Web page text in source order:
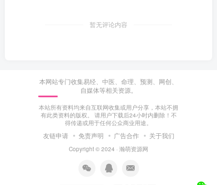
暂无评论内容
本网站专门收集易经、中医、命理、预测、网创、
自媒体等相关资源。
本站所有资料均来自互联网收集或用户分享，本站不拥
有此类资料的版权。 请用户下载后24小时内删除！不
得传递或用于任何公众商业用途。
友链申请 免责声明 广告合作 关于我们
Copyright © 2024 · 瀚萌资源网